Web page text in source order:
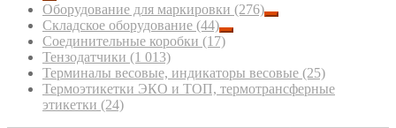
Оборудование для маркировки (276)
Складское оборудование (44)
Соединительные коробки (17)
Тензодатчики (1 013)
Терминалы весовые, индикаторы весовые (25)
Термоэтикетки ЭКО и ТОП, термотрансферные
этикетки (24)